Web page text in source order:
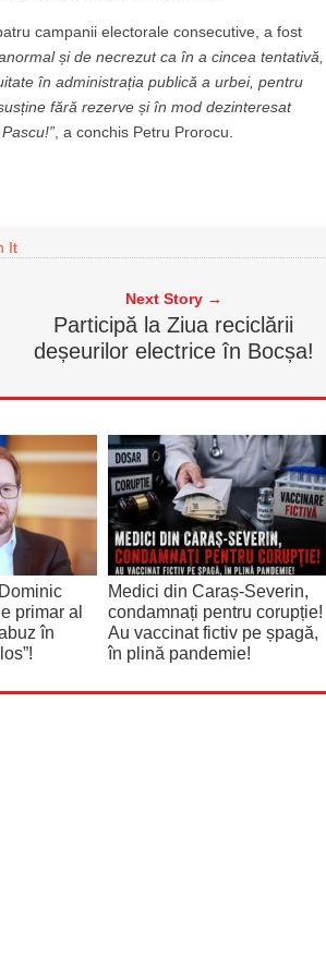
campanii electorale consecutive, a fost
și de necrezut ca în a cincea tentativă,
în administrația publică a urbei, pentru
fără rezerve și în mod dezinteresat
, a conchis Petru Prorocu.
It
Next Story →
Participă la Ziua reciclării
deșeurilor electrice în Bocșa!
primar al
în
Medici din Caraș-Severin,
condamnați pentru corupție!
Au vaccinat fictiv pe șpagă,
în plină pandemie!